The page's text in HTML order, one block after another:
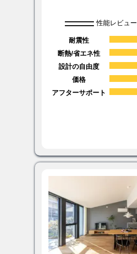
性能レビュー
耐震性
断熱/省エネ性
設計の自由度
価格
アフターサポート